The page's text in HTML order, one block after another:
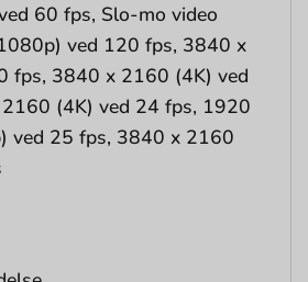
60 fps, Slo-mo video
ved 120 fps, 3840 x
fps, 3840 x 2160 (4K) ved
(4K) ved 24 fps, 1920
ved 25 fps, 3840 x 2160